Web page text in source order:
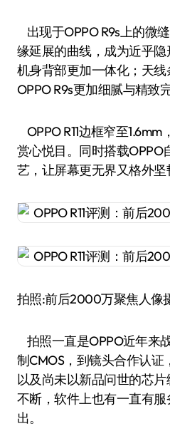
出现于OPPO R9s上的微
缘延展的曲线，成为近乎
机身背部更加一体化；天
OPPO R9s更加细腻与精致完
OPPO R11边框窄至
赏心悦目。同时搭载OPPO
艺，让屏幕更无界又格外坚
拍照:前后2000万聚焦人像
拍照一直是OPPO近年来
制CMOS，到镜头合作认证
以及尚未以新品问世的芯
不断，软件上也有一直有
出。